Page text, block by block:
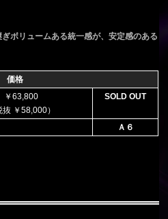
ボリュームある統一感が、安定感のある
価格
￥63,800
抜 ￥58,000）
SOLD OUT
Ａ６